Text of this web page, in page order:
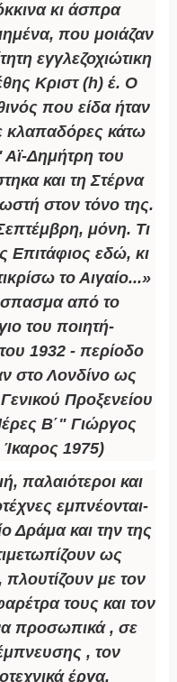
κι άσπρα
που μοιάζαν
εγγλεζοχιώτικη
Κριστ (h) έ. Ο
που είδα ήταν
κλαπαδόρες κάτω
Δημήτρη του
και τη Στέρνα
στον τόνο της.
μόνη. Τι
Επιτάφιος εδώ, κι
το Αιγαίο...»
από το
του ποιητή-
του 1932 - περίοδο
στο Λονδίνο ως
Προξενείου
Β΄" Γιώργος
1975)
παλαιότεροι και
εμπνέονται-
Δράμα και την της
ως
με τον
τους και τον
προσωπικά , σε
, τον
έργα.